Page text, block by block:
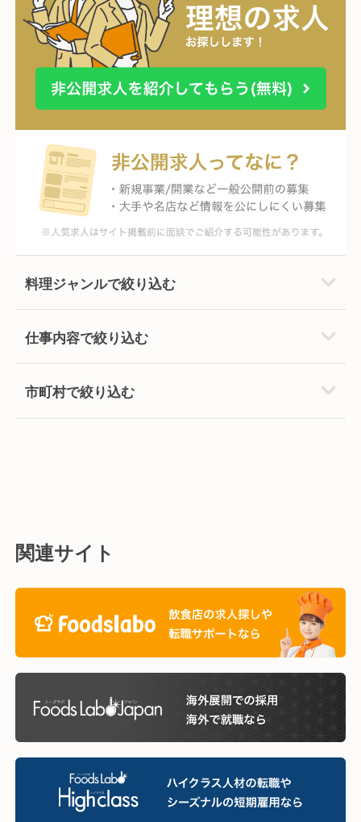
料理ジャンルで絞り込む
仕事内容で絞り込む
市町村で絞り込む
関連サイト